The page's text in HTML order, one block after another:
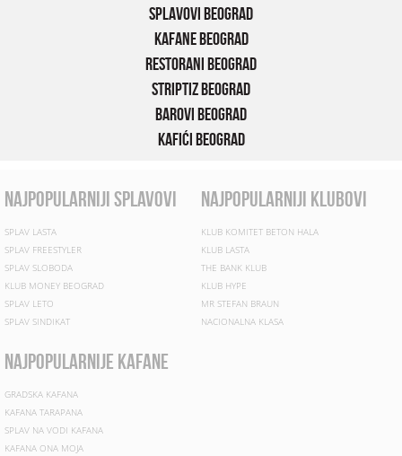
Splavovi Beograd
Kafane Beograd
Restorani Beograd
Striptiz Beograd
Barovi Beograd
Kafići Beograd
najpopularniji splavovi
SPLAV LASTA
SPLAV FREESTYLER
SPLAV SLOBODA
KLUB MONEY BEOGRAD
SPLAV LETO
SPLAV SINDIKAT
najpopularniji klubovi
KLUB KOMITET BETON HALA
KLUB LASTA
THE BANK KLUB
KLUB HYPE
MR STEFAN BRAUN
NACIONALNA KLASA
najpopularnije kafane
GRADSKA KAFANA
KAFANA TARAPANA
SPLAV NA VODI KAFANA
KAFANA ONA MOJA